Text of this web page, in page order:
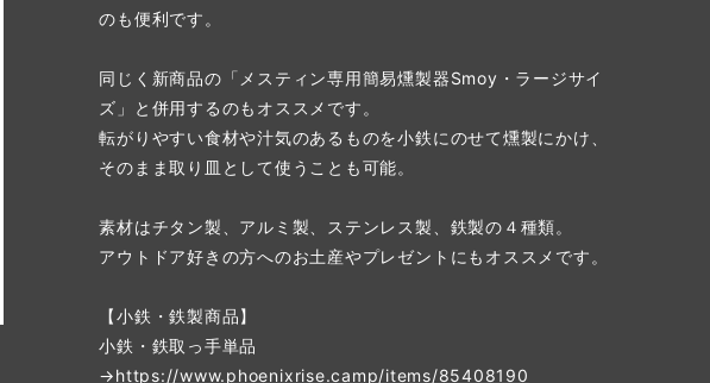
のも便利です。
同じく新商品の「メスティン専用簡易燻製器Smoy・ラージサイ
ズ」と併用するのもオススメです。
転がりやすい食材や汁気のあるものを小鉄にのせて燻製にかけ、
そのまま取り皿として使うことも可能。
素材はチタン製、アルミ製、ステンレス製、鉄製の４種類。
アウトドア好きの方へのお土産やプレゼントにもオススメです。
【小鉄・鉄製商品】
小鉄・鉄取っ手単品
→https://www.phoenixrise.camp/items/85408190